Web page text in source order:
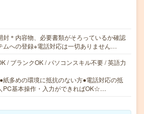
封＊内容物、必要書類がそろっているか確認
ムへの登録※電話対応は一切ありません…
/ ブランクOK / パソコンスキル不要 / 英語力
紙多めの環境に抵抗のない方●電話対応の抵
PC基本操作・入力ができればOK☆…